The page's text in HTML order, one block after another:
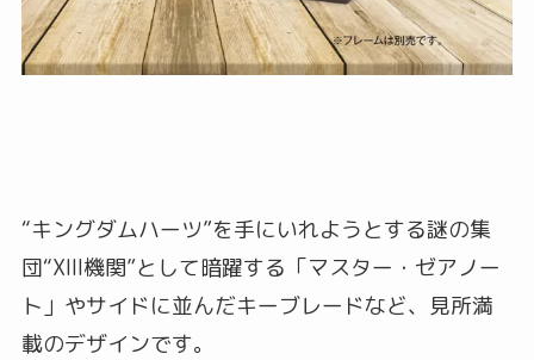
“キングダムハーツ”を手にいれようとする謎の集
団“XIII機関”として暗躍する「マスター・ゼアノー
ト」やサイドに並んだキーブレードなど、見所満
載のデザインです。